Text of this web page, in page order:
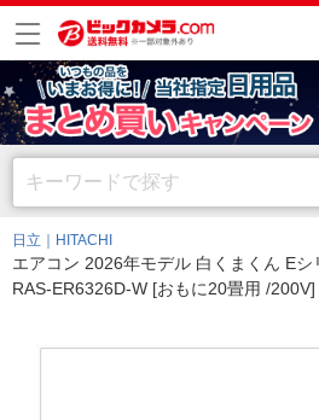
日立｜HITACHI
エアコン 2026年モデル 白くまくん Eシ
RAS-ER6326D-W [おもに20畳用 /200V]